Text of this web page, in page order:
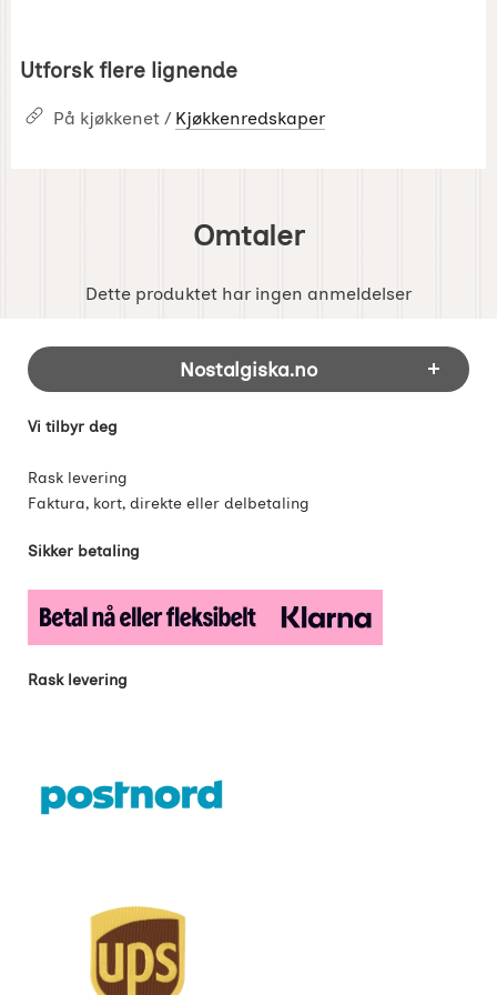
Utforsk flere lignende
På kjøkkenet / Kjøkkenredskaper
Omtaler
Dette produktet har ingen anmeldelser
Footer-innhold Blandet informasjon og
Nostalgiska.no
Vi tilbyr deg
Rask levering
Faktura, kort, direkte eller delbetaling
Sikker betaling
Rask levering